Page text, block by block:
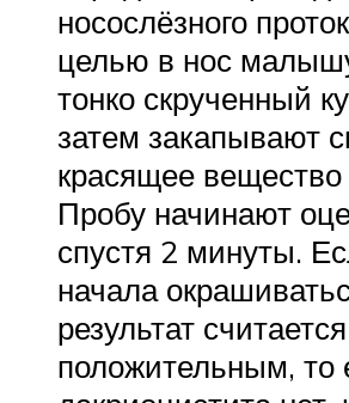
носослёзного
целью в нос
тонко скрученный
затем закапывают
красящее вещество
Пробу начинают
спустя 2 минуты.
начала
результат считается
положительным, то